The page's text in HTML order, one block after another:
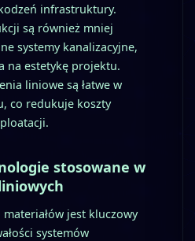
infrastruktury.
są również mniej
systemy kanalizacyjne,
na estetykę projektu.
liniowe są łatwe w
co redukuje koszty
stosowane w
jest kluczowy
systemów